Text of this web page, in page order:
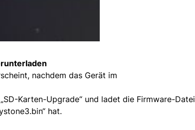
nachdem das Gerät im
Karten-Upgrade“ und ladet die Firmware-Datei
hat.